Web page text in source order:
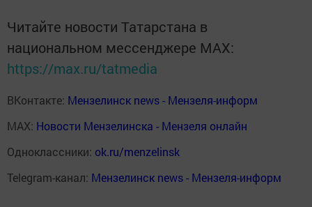
Читайте новости Татарстана в
национальном мессенджере MАХ:
https://max.ru/tatmedia
ВКонтакте: Мензелинск news - Мензеля-информ
MAX: Новости Мензелинска - Мензеля онлайн
Одноклассники: ok.ru/menzelinsk
Telegram-канал: Мензелинск news - Мензеля-информ